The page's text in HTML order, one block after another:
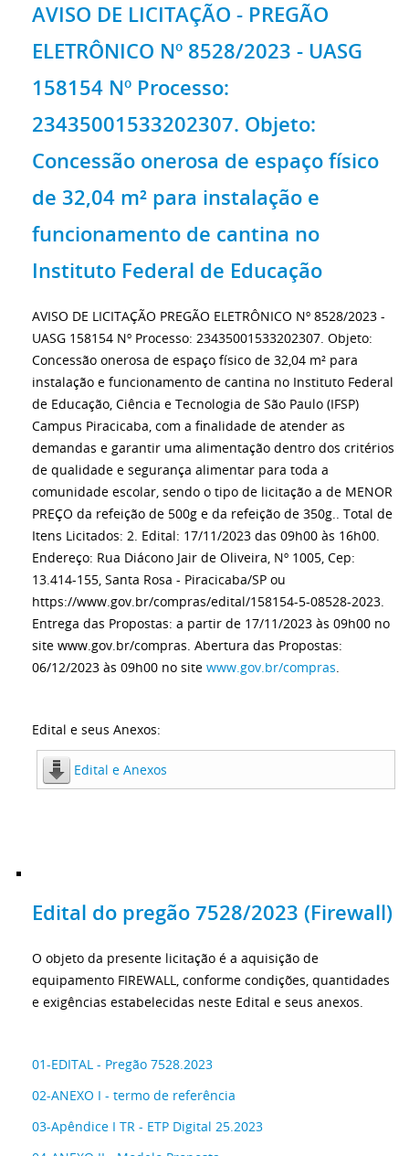
AVISO DE LICITAÇÃO - PREGÃO
ELETRÔNICO Nº 8528/2023 - UASG
158154 Nº Processo:
23435001533202307. Objeto:
Concessão onerosa de espaço físico
de 32,04 m² para instalação e
funcionamento de cantina no
Instituto Federal de Educação
AVISO DE LICITAÇÃO PREGÃO ELETRÔNICO Nº 8528/2023 -
UASG 158154 Nº Processo: 23435001533202307. Objeto:
Concessão onerosa de espaço físico de 32,04 m² para
instalação e funcionamento de cantina no Instituto Federal
de Educação, Ciência e Tecnologia de São Paulo (IFSP)
Campus Piracicaba, com a finalidade de atender as
demandas e garantir uma alimentação dentro dos critérios
de qualidade e segurança alimentar para toda a
comunidade escolar, sendo o tipo de licitação a de MENOR
PREÇO da refeição de 500g e da refeição de 350g.. Total de
Itens Licitados: 2. Edital: 17/11/2023 das 09h00 às 16h00.
Endereço: Rua Diácono Jair de Oliveira, Nº 1005, Cep:
13.414-155, Santa Rosa - Piracicaba/SP ou
https://www.gov.br/compras/edital/158154-5-08528-2023.
Entrega das Propostas: a partir de 17/11/2023 às 09h00 no
site www.gov.br/compras. Abertura das Propostas:
06/12/2023 às 09h00 no site www.gov.br/compras.
Edital e seus Anexos:
Edital e Anexos
Edital do pregão 7528/2023 (Firewall)
O objeto da presente licitação é a aquisição de
equipamento FIREWALL, conforme condições, quantidades
e exigências estabelecidas neste Edital e seus anexos.
01-EDITAL - Pregão 7528.2023
02-ANEXO I - termo de referência
03-Apêndice I TR - ETP Digital 25.2023